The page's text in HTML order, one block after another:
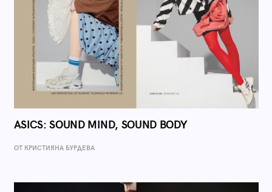
ASICS: SOUND MIND, SOUND BODY
ОТ КРИСТИЯНА БУРДЕВА